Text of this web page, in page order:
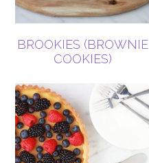
BROOKIES (BROWNIE
COOKIES)